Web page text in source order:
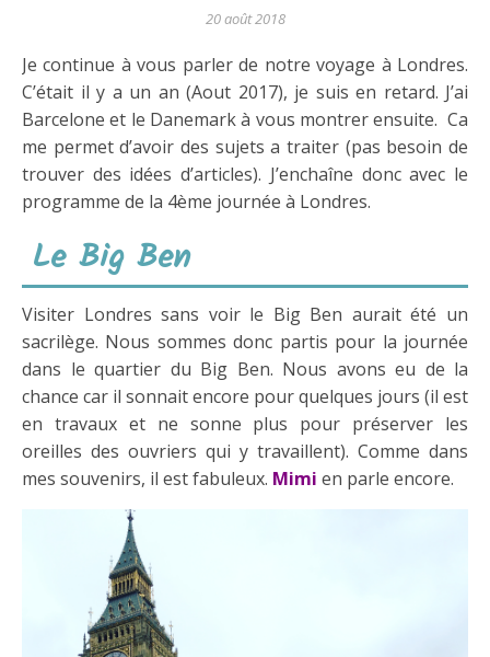
20 août 2018
Je continue à vous parler de notre voyage à Londres.
C’était il y a un an (Aout 2017), je suis en retard. J’ai
Barcelone et le Danemark à vous montrer ensuite. Ca
me permet d’avoir des sujets a traiter (pas besoin de
trouver des idées d’articles). J’enchaîne donc avec le
programme de la 4ème journée à Londres.
Le Big Ben
Visiter Londres sans voir le Big Ben aurait été un
sacrilège. Nous sommes donc partis pour la journée
dans le quartier du Big Ben. Nous avons eu de la
chance car il sonnait encore pour quelques jours (il est
en travaux et ne sonne plus pour préserver les
oreilles des ouvriers qui y travaillent). Comme dans
mes souvenirs, il est fabuleux. Mimi en parle encore.